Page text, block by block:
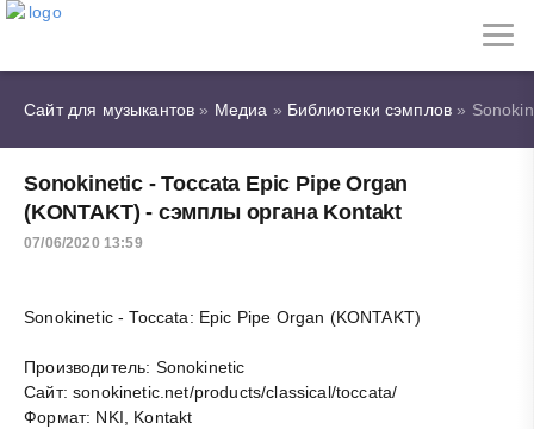
Сайт для музыкантов » Медиа » Библиотеки сэмплов »
Sonokinetic - Toccata Epic Pipe Organ
(KONTAKT) - сэмплы органа Kontakt
07/06/2020 13:59
Sonokinetic - Toccata: Epic Pipe Organ (KONTAKT)
Производитель: Sonokinetic
Сайт: sonokinetic.net/products/classical/toccata/
Формат: NKI, Kontakt